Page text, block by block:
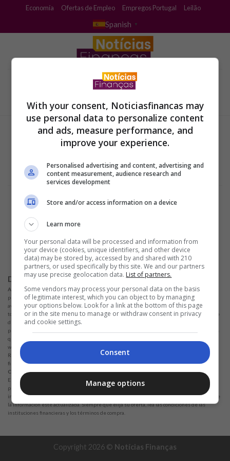
content
Economía Ofertas de Empleo Empregos Portugal Leilão
Spanish ▼
Política de Privacidad
Email:networknewsinc@gmail.com
Disclaimer
Advertencia:No solicitamos ninguna cantidad de dinero para liberar ningún tipo de
producto financiero, ya sea tarjeta de crédito, financiamiento o préstamo. Si esto sucede,
avísenos a través del formulario de inmediato. Observaciones: Trabajamos para mantener
toda la información lo más actualizada posible. Cabe mencionar que esta información puede
diferir de la información que se encuentra en los sitios web de instituciones financieras o
proveedores de servicios en un sitio web específico. Con respecto a las instituciones con las
que no tenemos alianzas, todos los productos enumerados en este sitio
www.noticiasfinancas.com no tienen garantía de que la información esté actualizada.
Recuerde siempre leer los términos de uso y los términos de compra de las instituciones
financieras que elija.
Consideraciones:Nos esforzamos por mantener toda la información actualizada y precisa.
Esta información puede diferir de lo que ve en los sitios web de instituciones financieras,
proveedores de servicios o un sitio web para productos específicos. En el caso de
instituciones no asociadas, todos los productos financieros se presentan sin garantía de que
la información esté actualizada. Siempre que elija su oferta, lea las condiciones de las
instituciones financieras y los términos de compra.
Copyright 2026 © Notícias Finanças
With your consent, Noticiasfinancas may
use personal data to personalize content
and ads, measure performance, and
improve your experience.
Personalised advertising and content, advertising and
content measurement, audience research and
services development
Store and/or access information on a device
Learn more
Your personal data will be processed and information from
your device (cookies, unique identifiers, and other device
data) may be stored by, accessed by and shared with 210
partners, or used specifically by this site. We and our partners
may use precise geolocation data. List of partners.
Some vendors may process your personal data on the basis
of legitimate interest, which you can object to by managing
your options below. Look for a link at the bottom of this page
or in the site menu to manage or withdraw consent in privacy
and cookie settings.
Consent
Manage options